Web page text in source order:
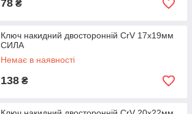
78 ₴
Ключ накидний двосторонній CrV 17x19мм
СИЛА
Немає в наявності
138 ₴